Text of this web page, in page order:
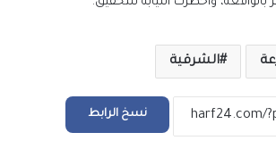
الشرقية
نسخ الرابط